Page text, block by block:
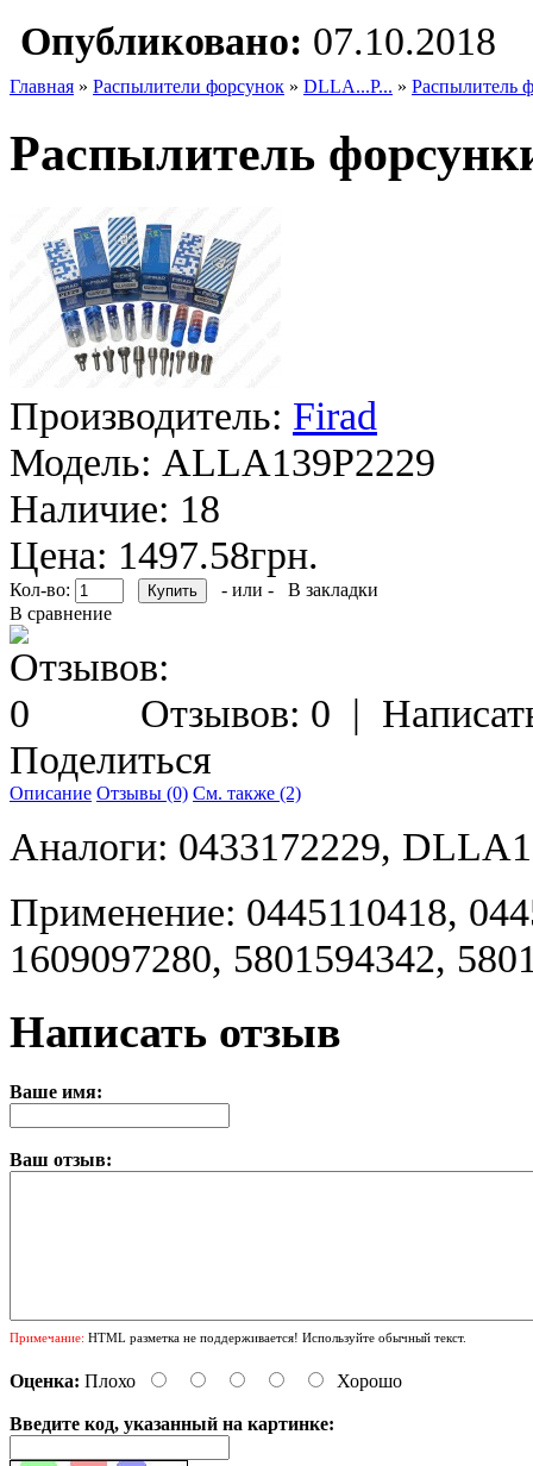
Опубликовано: 07.10.2018
Главная » Распылители форсунок » DLLA...P... » Распылитель
Распылитель
Производитель: Firad
Модель: ALLA139P2229
Наличие: 18
Цена: 1497.58грн.
Кол-во: - или -
В закладки
В сравнение
Отзывов: 0 |
Поделиться
Описание Отзывы (0) См. также (2)
Аналоги: 0433172229,
Применение: 0445110418,
1609097280, 5801594342,
Написать отзыв
Ваше имя:
Ваш отзыв:
Примечание: HTML разметка не поддерживается! Используйте обычный текст.
Оценка: Плохо Хорошо
Введите код, указанный на картинке: